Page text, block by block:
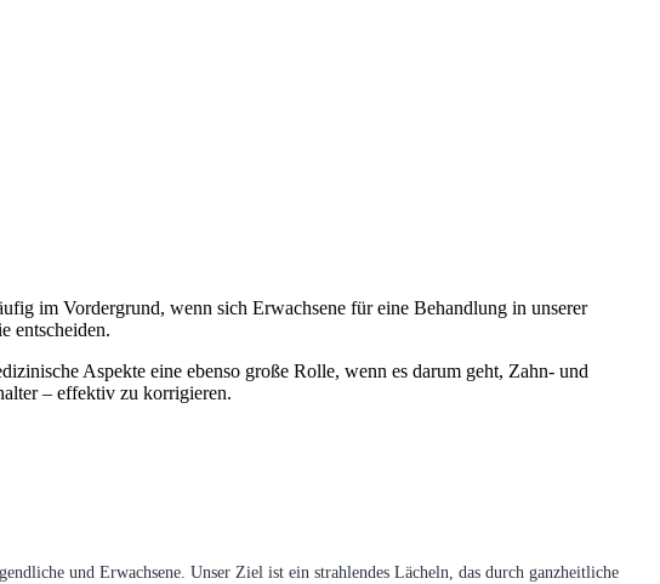
im Vordergrund, wenn sich Erwachsene für eine Behandlung in unserer
entscheiden.
Aspekte eine ebenso große Rolle, wenn es darum geht, Zahn- und
– effektiv zu korrigieren.
und Erwachsene. Unser Ziel ist ein strahlendes Lächeln, das durch ganzheitliche